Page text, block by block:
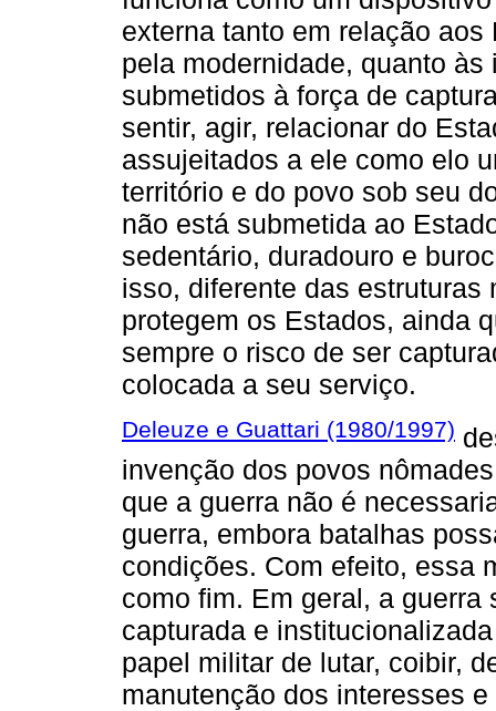
externa tanto em relação
pela modernidade, quanto
submetidos à força de
sentir, agir, relacionar do
assujeitados a ele como elo
território e do povo sob seu
não está submetida ao
sedentário, duradouro e
isso, diferente das
protegem os Estados, ainda
sempre o risco de ser
colocada a seu serviço.
Deleuze e Guattari (1980/1997)
invenção dos povos
que a guerra não é
guerra, embora batalhas
condições. Com efeito, essa
como fim. Em geral, a
capturada e
papel militar de lutar, coibir,
manutenção dos interesses